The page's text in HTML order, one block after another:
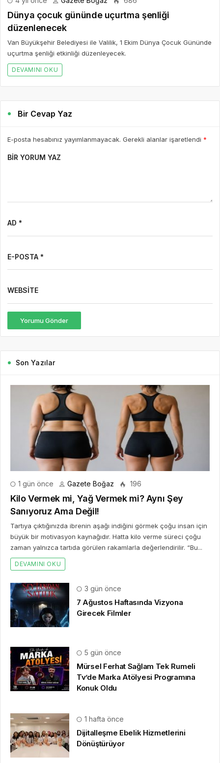
Dünya çocuk gününde uçurtma şenliği
düzenlenecek
Van Büyükşehir Belediyesi ile Valilik, 1 Ekim Dünya Çocuk Gününde
uçurtma şenliği etkinliği düzenleyecek.
DEVAMINI OKU
Bir Cevap Yaz
E-posta hesabınız yayımlanmayacak. Gerekli alanlar işaretlendi *
BIR YORUM YAZ
AD *
E-POSTA *
WEBSITE
Yorumu Gönder
Son Yazılar
1 gün önce Gazete Boğaz 196
Kilo Vermek mi, Yağ Vermek mi? Aynı Şey
Sanıyoruz Ama Değil!
Tartıya çıktığınızda ibrenin aşağı indiğini görmek çoğu insan için
büyük bir motivasyon kaynağıdır. Hatta kilo verme süreci çoğu
zaman yalnızca tartıda görülen rakamlarla değerlendirilir. “Bu...
DEVAMINI OKU
3 gün önce
7 Ağustos Haftasında Vizyona
Girecek Filmler
5 gün önce
Mürsel Ferhat Sağlam Tek Rumeli
Tv’de Marka Atölyesi Programına
Konuk Oldu
1 hafta önce
Dijitalleşme Ebelik Hizmetlerini
Dönüştürüyor